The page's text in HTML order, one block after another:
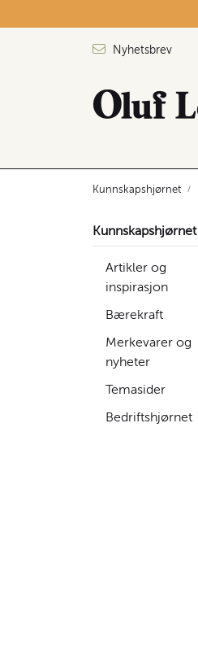
Nyhetsbrev
Kunnskapshjørnet
Kunnskapshjørnet
Artikler og
inspirasjon
Bærekraft
Merkevarer og
nyheter
Temasider
Bedriftshjørnet